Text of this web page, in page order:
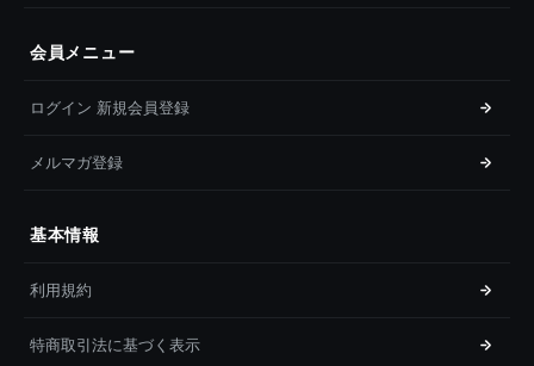
会員メニュー
ログイン 新規会員登録
メルマガ登録
基本情報
利用規約
特商取引法に基づく表示